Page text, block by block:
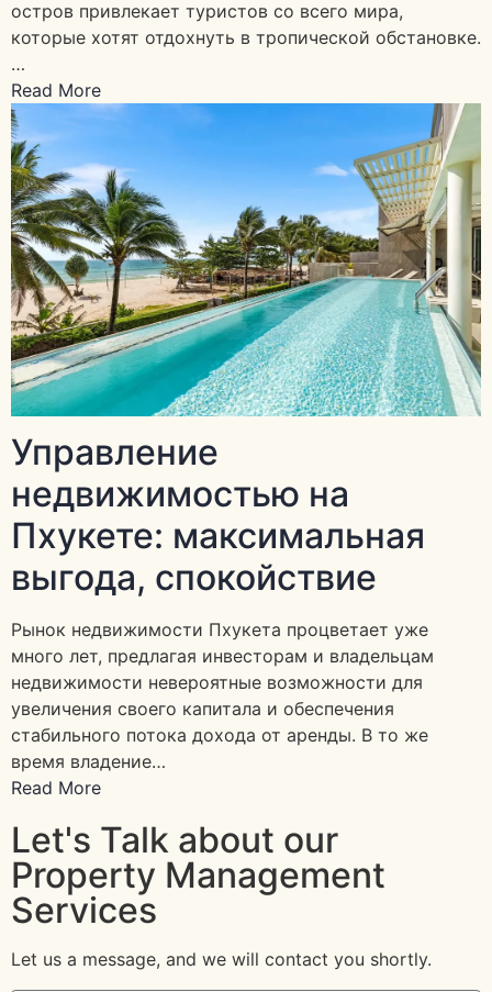
остров привлекает туристов со всего мира,
которые хотят отдохнуть в тропической обстановке.
…
Read More
Управление
недвижимостью на
Пхукете: максимальная
выгода, спокойствие
Рынок недвижимости Пхукета процветает уже
много лет, предлагая инвесторам и владельцам
недвижимости невероятные возможности для
увеличения своего капитала и обеспечения
стабильного потока дохода от аренды. В то же
время владение…
Read More
Let's Talk about our
Property Management
Services
Let us a message, and we will contact you shortly.